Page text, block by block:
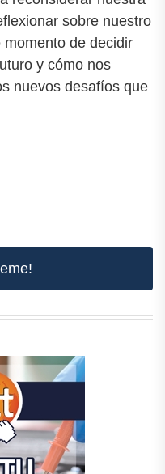
sobre nuestro
momento de decidir
y cómo nos
nuevos desafíos que